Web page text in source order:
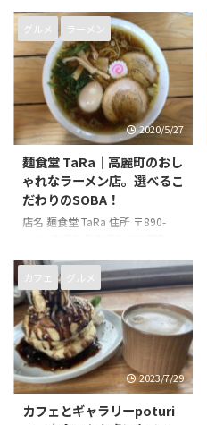
日・月曜日・火曜日
グルメ ラーメン
2020/5/27
麺食堂 TaRa｜高麗町のおし
ゃれなラーメン店。選べるこ
だわりのSOBA！
店名 麺食堂 TaRa 住所 〒890-
１−８ 電話番号 無し 営業時間 火
~土曜日 11時30分～14時30
分、18時00分～20時00分 日曜
日 11時30分～14時30分 店休日
月曜日
カフェ グルメ
2023/7/29
カフェとギャラリーpoturi